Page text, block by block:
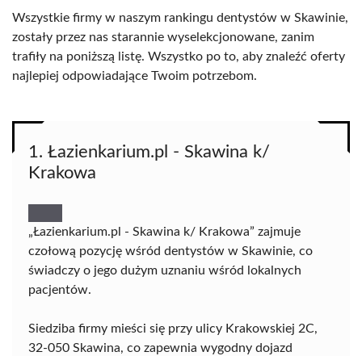
Wszystkie firmy w naszym rankingu dentystów w Skawinie,
zostały przez nas starannie wyselekcjonowane, zanim
trafiły na poniższą listę. Wszystko po to, aby znaleźć oferty
najlepiej odpowiadające Twoim potrzebom.
1. Łazienkarium.pl - Skawina k/
Krakowa
„Łazienkarium.pl - Skawina k/ Krakowa” zajmuje
czołową pozycję wśród dentystów w Skawinie, co
świadczy o jego dużym uznaniu wśród lokalnych
pacjentów.
Siedziba firmy mieści się przy ulicy Krakowskiej 2C,
32-050 Skawina, co zapewnia wygodny dojazd